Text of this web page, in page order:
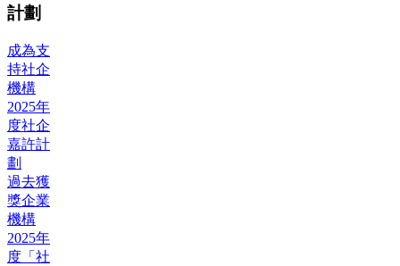
計劃
成為支
持社企
機構
2025年
度社企
嘉許計
劃
過去獲
獎企業
機構
2025年
度「社